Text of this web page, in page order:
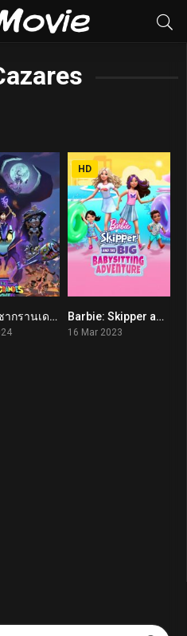
5.1เดอะ คาซากรานเดส์ มูฟวี่ The Casagrandes Movie (2024) 5
HD
Barbie: Skipper and the Big Babysitting Adventure (2023)
16 Mar 2023